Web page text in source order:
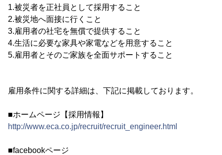
1.被災者を正社員として採用すること
2.被災地へ面接に行くこと
3.雇用者の社宅を無償で提供すること
4.生活に必要な家具や家電などを用意すること
5.雇用者とそのご家族を全面サポートすること
雇用条件に関する詳細は、下記に掲載しております。
■ホームページ【採用情報】
http://www.eca.co.jp/recruit/recruit_engineer.html
■facebookページ